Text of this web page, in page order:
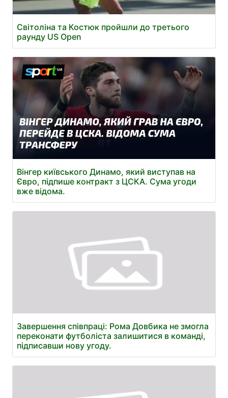
Світоліна та Костюк пройшли до третього
раунду US Open
Вінгер київського Динамо, який виступав на
Євро, підпише контракт з ЦСКА. Сума угоди
вже відома.
Завершення співпраці: Рома Довбика не змогла
переконати футболіста залишитися в команді,
підписавши нову угоду.